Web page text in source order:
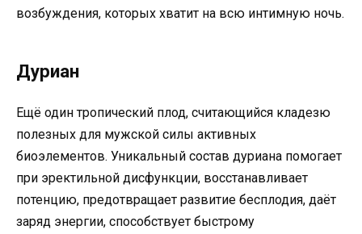
возбуждения, которых хватит на всю интимную ночь.
Дуриан
Ещё один тропический плод, считающийся кладезю
полезных для мужской силы активных
биоэлементов. Уникальный состав дуриана помогает
при эректильной дисфункции, восстанавливает
потенцию, предотвращает развитие бесплодия, даёт
заряд энергии, способствует быстрому